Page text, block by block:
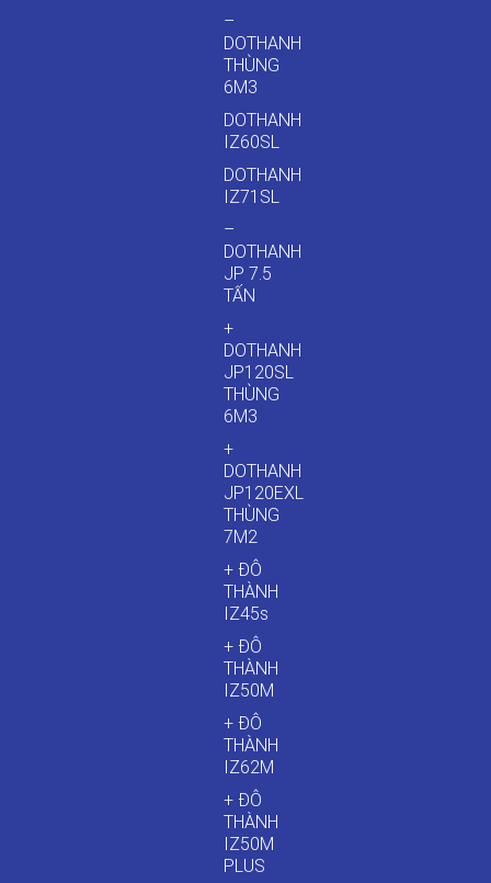
–
DOTHANH
THÙNG
6M3
DOTHANH
IZ60SL
DOTHANH
IZ71SL
–
DOTHANH
JP 7.5
TẤN
+
DOTHANH
JP120SL
THÙNG
6M3
+
DOTHANH
JP120EXL
THÙNG
7M2
+ ĐÔ
THÀNH
IZ45s
+ ĐÔ
THÀNH
IZ50M
+ ĐÔ
THÀNH
IZ62M
+ ĐÔ
THÀNH
IZ50M
PLUS